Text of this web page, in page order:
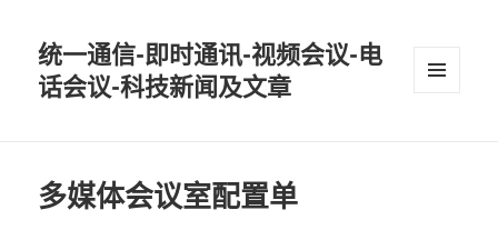
统一通信-即时通讯-视频会议-电
话会议-科技新闻及文章
多媒体会议室配置单